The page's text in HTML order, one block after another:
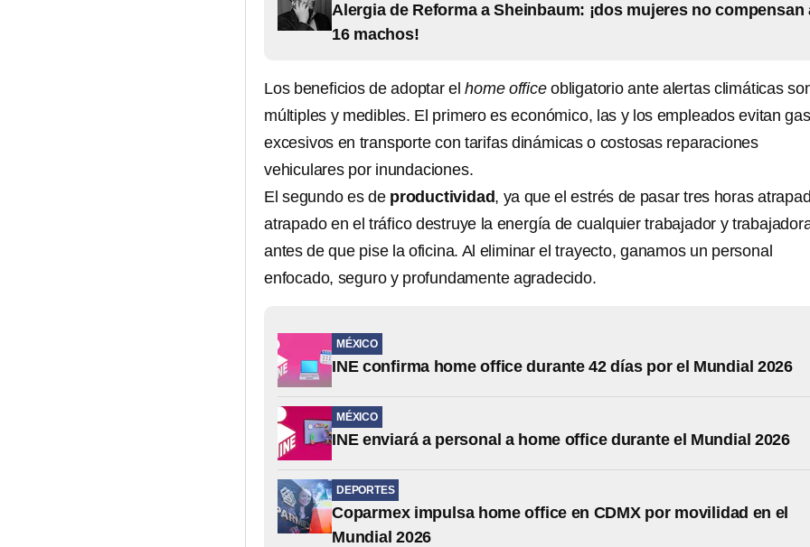
Alergia de Reforma a Sheinbaum: ¡dos mujeres no compensan
16 machos!
Los beneficios de adoptar elhome officeobligatorio ante alertas climáticas
múltiples y medibles. El primero es económico, las y los empleados evitan
excesivos en transporte con tarifas dinámicas o costosas reparaciones
vehiculares por inundaciones.
El segundo es de productividad, ya que el estrés de pasar tres horas
atrapado en el tráfico destruye la energía de cualquier trabajador y
antes de que pise la oficina. Al eliminar el trayecto, ganamos un personal
enfocado, seguro y profundamente agradecido.
MÉXICO
INE confirma home office durante 42 días por el Mundial 2026
MÉXICO
INE enviará a personal a home office durante el Mundial 2026
DEPORTES
Coparmex impulsa home office en CDMX por movilidad en el
Mundial 2026